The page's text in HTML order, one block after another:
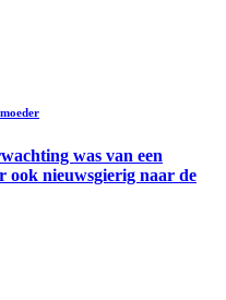
was van een
ook nieuwsgierig naar de